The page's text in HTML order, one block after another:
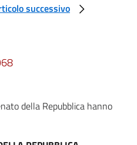
III
successivo
della Repubblica hanno